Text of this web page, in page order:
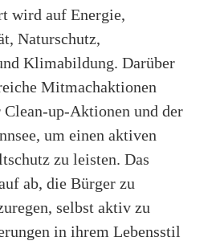
wird auf Energie,
Naturschutz,
Klimabildung. Darüber
Mitmachaktionen
Clean-up-Aktionen und der
um einen aktiven
zu leisten. Das
ab, die Bürger zu
selbst aktiv zu
in ihrem Lebensstil